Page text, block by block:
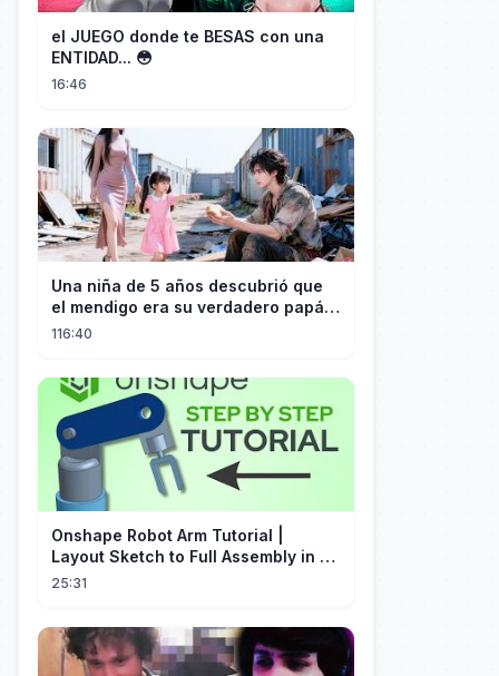
el JUEGO donde te BESAS con una
ENTIDAD... 😳
16:46
Una niña de 5 años descubrió que
el mendigo era su verdadero papá y
salvó a su familia
116:40
Onshape Robot Arm Tutorial |
Layout Sketch to Full Assembly in 20
Minutes!
25:31